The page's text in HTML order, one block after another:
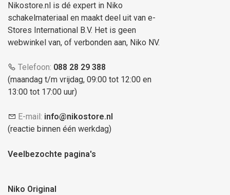
Nikostore.nl is dé expert in Niko
schakelmateriaal en maakt deel uit van e-
Stores International B.V. Het is geen
webwinkel van, of verbonden aan, Niko NV.
Telefoon: 088 28 29 388
(maandag t/m vrijdag, 09:00 tot 12:00 en
13:00 tot 17:00 uur)
E-mail: info@nikostore.nl
(reactie binnen één werkdag)
Veelbezochte pagina's
Niko Original